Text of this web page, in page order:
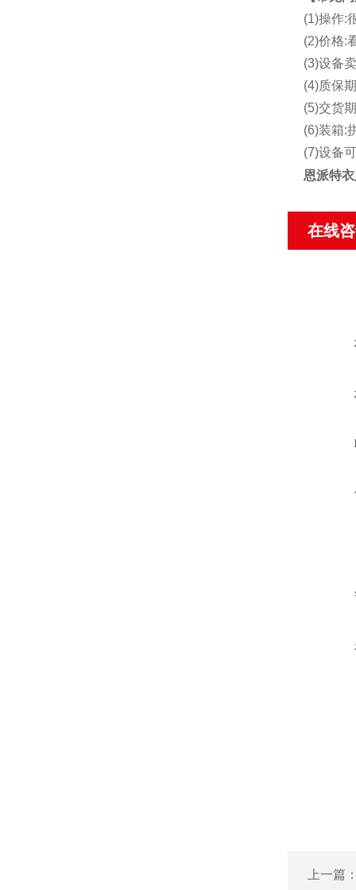
(1)操作:
(2)价格:
(3)设备
(4)质保
(5)交货
(6)装箱:
(7)设备
恩派特
在线
上一篇